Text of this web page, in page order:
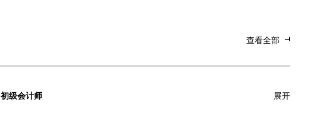
查看全部
初级会计师 展开